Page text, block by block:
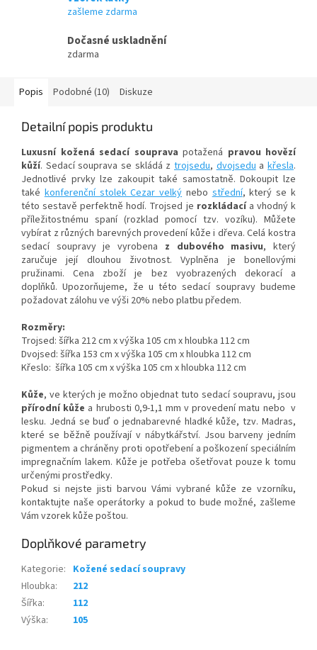
zašleme zdarma
Dočasné uskladnění
zdarma
Popis Podobné (10) Diskuze
Detailní popis produktu
Luxusní kožená sedací souprava potažená pravou hovězí
kůží. Sedací souprava se skládá z trojsedu,dvojseduakřesla.
Jednotlivé prvky lze zakoupit také samostatně. Dokoupit lze
takékonferenční stolek Cezar velkýnebostřední, který se k
této sestavě perfektně hodí. Trojsed je rozkládacía vhodný k
příležitostnému spaní (rozklad pomocí tzv. vozíku). Můžete
vybírat z různých barevných provedení kůže i dřeva. Celá kostra
sedací soupravy je vyrobena z dubového masivu, který
zaručuje její dlouhou životnost. Vyplněna je bonellovými
pružinami. Cena zboží je bez vyobrazených dekorací a
doplňků. Upozorňujeme, že u této sedací soupravy budeme
požadovat zálohu ve výši 20% nebo platbu předem.
Rozměry:
Trojsed: šířka 212 cm x výška 105 cm x hloubka 112 cm
Dvojsed: šířka 153 cm x výška 105 cm x hloubka 112 cm
Křeslo: šířka 105 cm x výška 105 cm x hloubka 112 cm
Kůže, ve kterých je možno objednat tuto sedací soupravu, jsou
přírodní kůže a hrubosti 0,9-1,1 mm v provedení matu nebo v
lesku. Jedná se buď o jednabarevné hladké kůže, tzv. Madras,
které se běžně používají v nábytkářství. Jsou barveny jedním
pigmentem a chráněny proti opotřebení a poškození speciálním
impregnačním lakem. Kůže je potřeba ošetřovat pouze k tomu
určenými prostředky.
Pokud si nejste jisti barvou Vámi vybrané kůže ze vzorníku,
kontaktujte naše operátorky a pokud to bude možné, zašleme
Vám vzorek kůže poštou.
Doplňkové parametry
Kategorie: Kožené sedací soupravy
Hloubka:
212
Šířka:
112
Výška: 105